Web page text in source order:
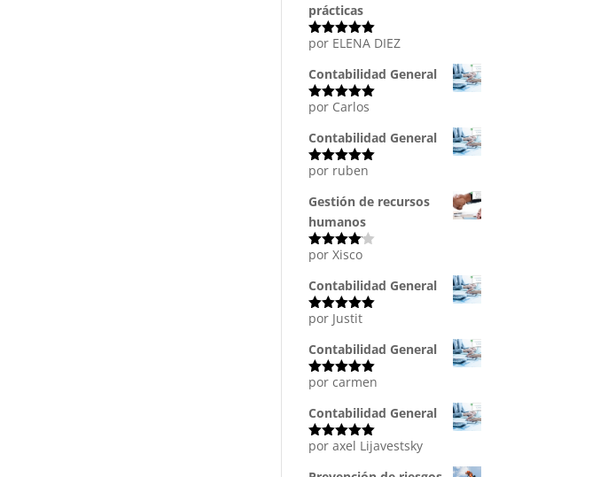
prácticas
Valorado
por ELENA DIEZ
Contabilidad General
Valorado
por Carlos
Contabilidad General
Valorado
por ruben
Gestión de recursos
humanos
Valorado
5
por Xisco
Contabilidad General
Valorado
por Justit
Contabilidad General
Valorado
por carmen
Contabilidad General
Valorado
por axel Lijavestsky